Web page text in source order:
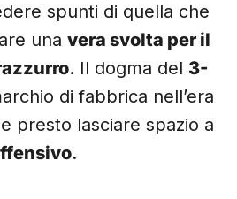
spunti di quella che
una vera svolta per il
. Il dogma del 3-
di fabbrica nell’era
presto lasciare spazio a
.